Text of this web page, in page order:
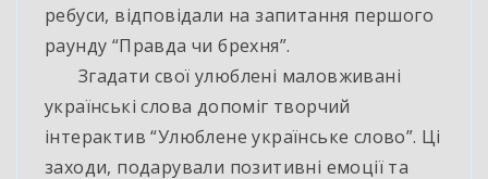
ребуси, відповідали на запитання першого
раунду “Правда чи брехня”.
Згадати свої улюблені маловживані
українські слова допоміг творчий
інтерактив “Улюблене українське слово”. Ці
заходи, подарували позитивні емоції та